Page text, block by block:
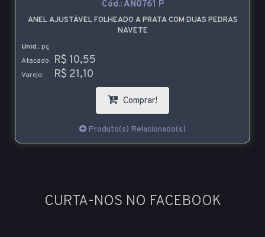
Cód.:AN0761 P
ANEL AJUSTÁVEL FOLHEADO A PRATA COM DUAS PEDRAS
NAVETE
Unid.: pç
Atacado: R$ 10,55
Varejo: R$ 21,10
Comprar!
Produto(s) Relacionado(s)
CURTA-NOS NO FACEBOOK